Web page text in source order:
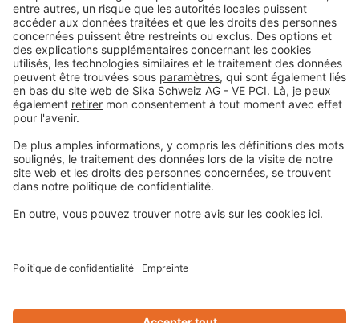
Colophon
Déclaration de protection de la vie privée
Conditions générales de vente
Informations légales
Privacy-Portal